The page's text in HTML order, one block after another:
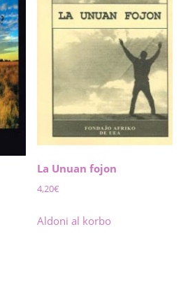
La Unuan fojon
4,20€
Aldoni al korbo